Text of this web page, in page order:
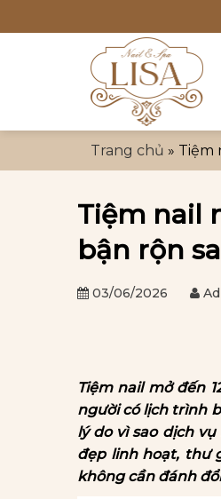
qua
Trang chủ » Tiệm
Tiệm nail
bận rộn
03/06/2026
Tiệm nail mở đến
người có lịch trình
lý do vì sao dịch
đẹp linh hoạt, thư
không cần đánh